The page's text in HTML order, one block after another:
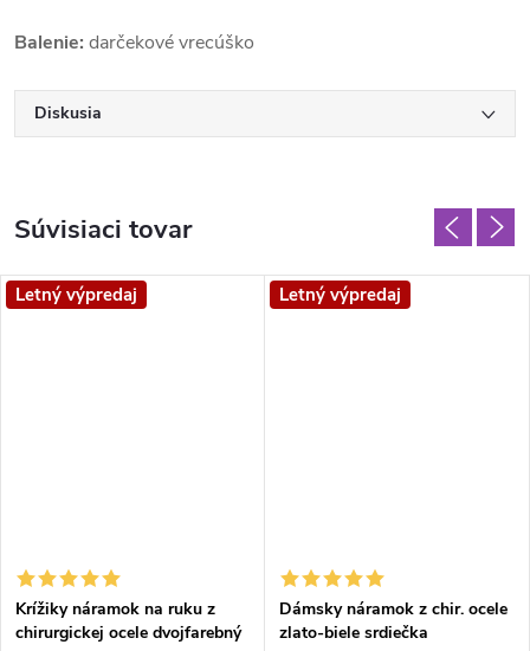
Balenie: darčekové vrecúško
Diskusia
Súvisiaci tovar
Letný výpredaj
Krížiky náramok na ruku z
chirurgickej ocele dvojfarebný
Letný výpredaj
Dámsky náramok z chir. ocele
zlato-biele srdiečka